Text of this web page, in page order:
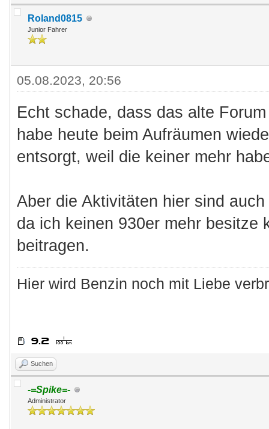
Roland0815
Junior Fahrer
05.08.2023, 20:56
Echt schade, dass das alte
habe heute beim Aufräumen
entsorgt, weil die keiner mehr
Aber die Aktivitäten hier sind
da ich keinen 930er mehr besitze
beitragen.
Hier wird Benzin noch mit Liebe
Suchen
-=Spike=-
Administrator